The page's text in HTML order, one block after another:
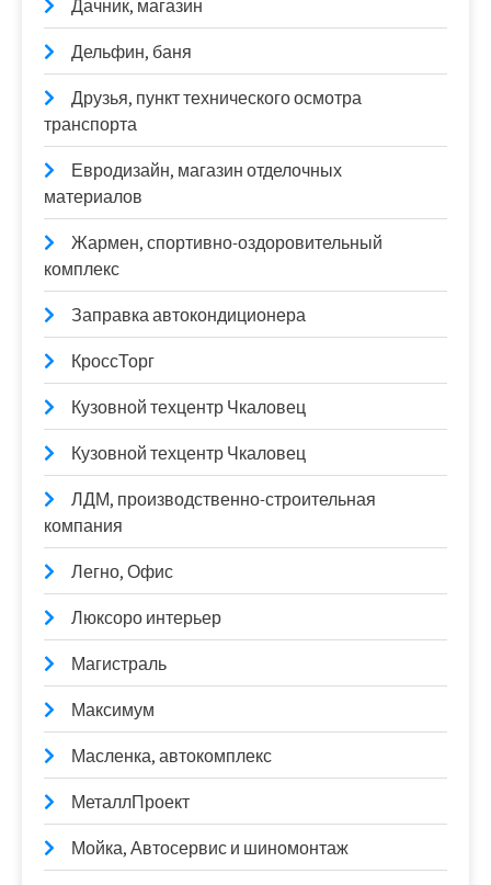
Дачник, магазин
Дельфин, баня
Друзья, пункт технического осмотра
транспорта
Евродизайн, магазин отделочных
материалов
Жармен, спортивно-оздоровительный
комплекс
Заправка автокондиционера
КроссТорг
Кузовной техцентр Чкаловец
Кузовной техцентр Чкаловец
ЛДМ, производственно-строительная
компания
Легно, Офис
Люксоро интерьер
Магистраль
Максимум
Масленка, автокомплекс
МеталлПроект
Мойка, Автосервис и шиномонтаж